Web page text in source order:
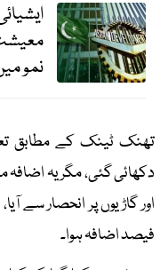
نمو
دکھائی گئی، مگر یہ اضافہ
فیصد اضافہ ہوا۔